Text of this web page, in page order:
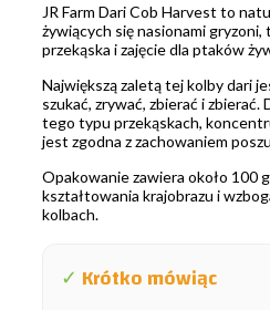
JR Farm Dari Cob Harvest to
żywiących się nasionami gryzoni,
przekąska i zajęcie dla ptaków
Największą zaletą tej kolby dari
szukać, zrywać, zbierać i
tego typu przekąskach,
jest zgodna z zachowaniem
Opakowanie zawiera około 100
kształtowania krajobrazu i
kolbach.
✓ Krótko mówiąc